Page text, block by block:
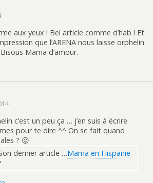
aux yeux ! Bel article comme d’hab ! Et
que l’ARENA nous laisse orphelin
Mama d’amour.
c’est un peu ça … j’en suis à écrire
pour te dire ^^ On se fait quand
? 😛
dernier article …Mama en Hispanie